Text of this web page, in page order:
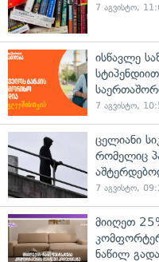
7 აგვისტო,
ისწავლე
7 აგვისტო,
ცელიანი
რომელიც
7 აგვისტო,
მიიღეთ
ნაწილ